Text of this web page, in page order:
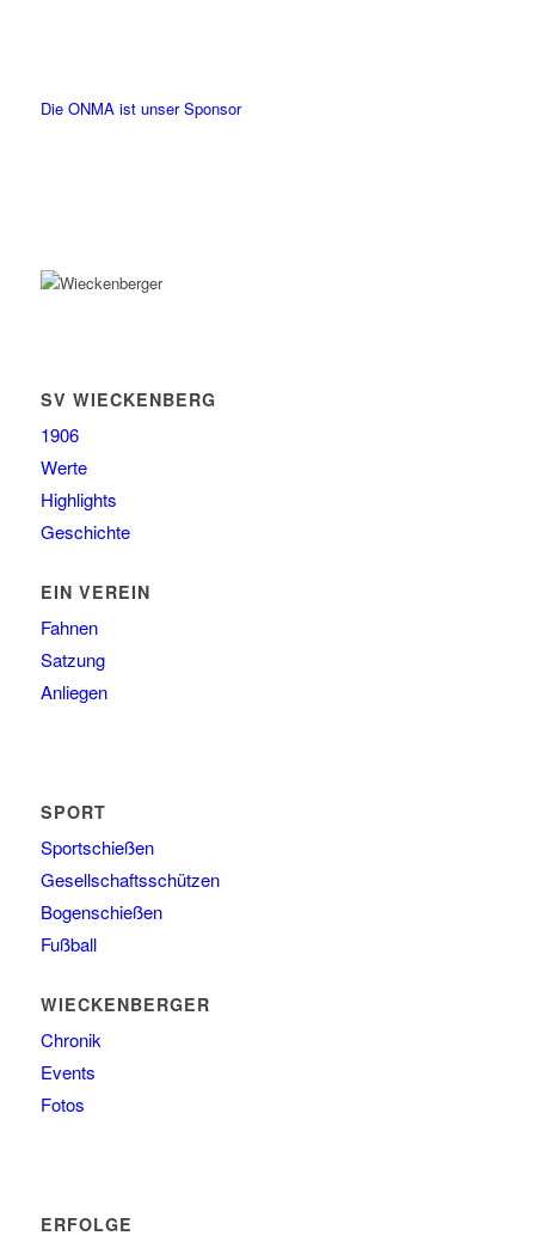
Die ONMA ist unser Sponsor
SV WIECKENBERG
1906
Werte
Highlights
Geschichte
EIN VEREIN
Fahnen
Satzung
Anliegen
SPORT
Sportschießen
Gesellschaftsschützen
Bogenschießen
Fußball
WIECKENBERGER
Chronik
Events
Fotos
ERFOLGE